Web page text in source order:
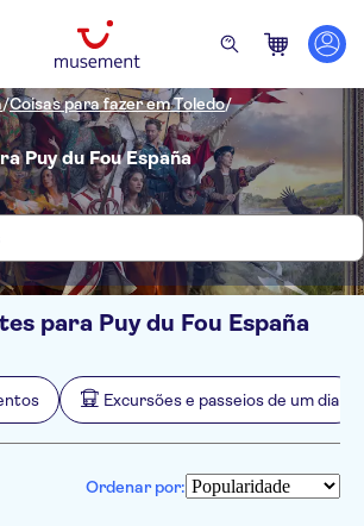
/Coisas para fazer em Toledo/
Puy du Fou España
Máx. R$
instantânea
entrada incluídas
/ parada no
eventos
e espetáculos
e passeios de um dia
para Puy du Fou España
Excursões e passeios de um dia
Ordenar por: